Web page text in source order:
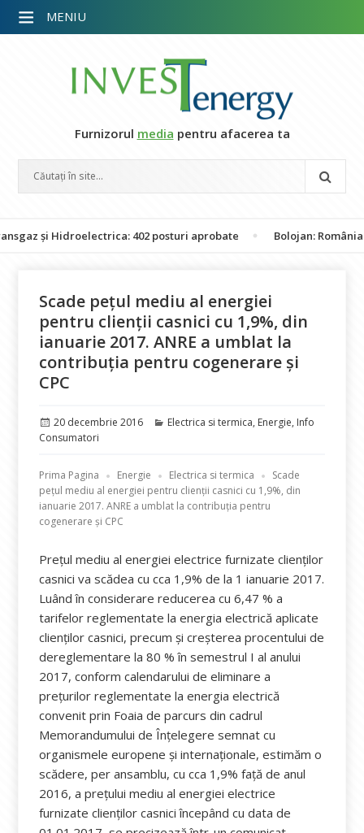
Furnizorul media pentru afacerea ta
Hidroelectrica: 402 posturi aprobate Bolojan: România nu
Scade pețul mediu al energiei
pentru clienții casnici cu 1,9%, din
ianuarie 2017. ANRE a umblat la
contribuția pentru cogenerare și
CPC
Publicat
pe
20 decembrie 2016 Categorii
Electrica si termica, Energie, Info
Consumatori
Prima Pagina Energie Electrica si termica
Scade
pețul mediu al energiei pentru clienții casnici cu 1,9%, din
ianuarie 2017. ANRE a umblat la contribuția pentru
cogenerare și CPC
Prețul mediu al energiei electrice furnizate clienților
casnici va scădea cu cca 1,9% de la 1 ianuarie 2017.
Luând în considerare reducerea cu 6,47 % a
tarifelor reglementate la energia electrică aplicate
clienților casnici, precum și creșterea procentului de
dereglementare la 80 % în semestrul I al anului
2017, conform calendarului de eliminare a
prețurilor reglementate la energia electrică
convenit prin Foaia de parcurs din cadrul
Memorandumului de Înțelegere semnat cu
organismele europene și internaționale, estimăm o
scădere, per ansamblu, cu cca 1,9% față de anul
2016, a prețului mediu al energiei electrice
furnizate clienților casnici începând cu data de
MENIU